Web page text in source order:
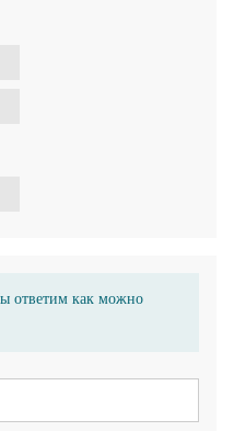
ответим как можно